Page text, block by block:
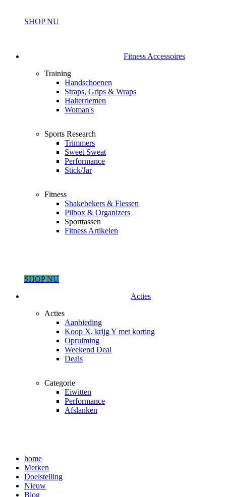
SHOP NU
Fitness Accessoires
Training
Handschoenen
Straps, Grips & Wraps
Halterriemen
Woman's
Sports Research
Trimmers
Sweet Sweat
Performance
Stick/Jar
Fitness
Shakebekers & Flessen
Pilbox & Organizers
Sporttassen
Fitness Artikelen
SHOP NU
Acties
Acties
Aanbieding
Koop X, krijg Y met korting
Opruiming
Weekend Deal
Deals
Categorie
Eiwitten
Performance
Afslanken
home
Merken
Doelstelling
Nieuw
Blog